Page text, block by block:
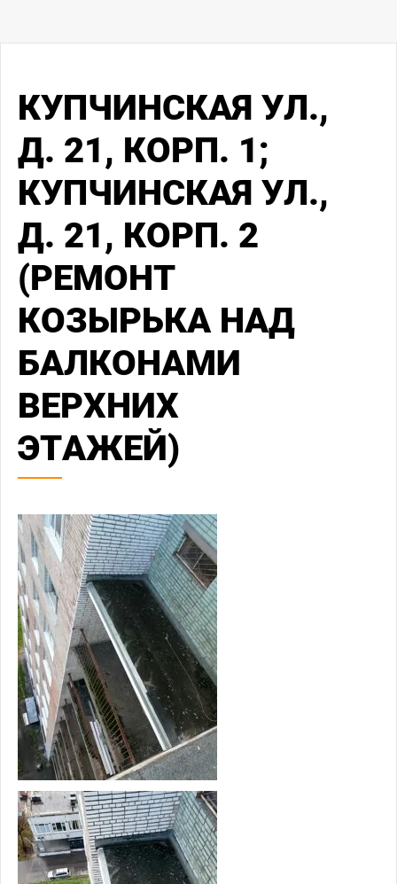
КУПЧИНСКАЯ УЛ.,
Д. 21, КОРП. 1;
КУПЧИНСКАЯ УЛ.,
Д. 21, КОРП. 2
(РЕМОНТ
КОЗЫРЬКА НАД
БАЛКОНАМИ
ВЕРХНИХ
ЭТАЖЕЙ)